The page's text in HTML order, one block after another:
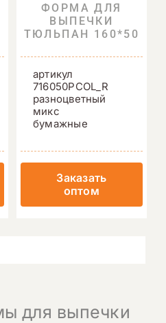
ФОРМА ДЛЯ
ВЫПЕЧКИ
ТЮЛЬПАН 160*50
артикул
716050PCOL_R
разноцветный
микс
бумажные
Заказать
оптом
для выпечки